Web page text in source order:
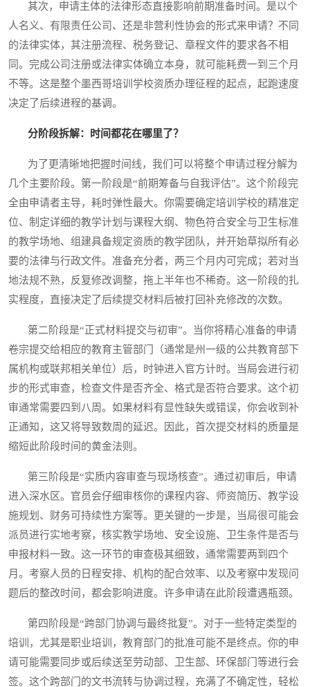
其次，申请主体的法律形态直接影响前期准备时间。是以个
人名义、有限责任公司、还是非营利性协会的形式来申请？不同
的法律实体，其注册流程、税务登记、章程文件的要求各不相
同。完成公司注册或法律实体确立本身，就可能耗费一到三个月
不等。这是整个墨西哥培训学校资质办理征程的起点，起跑速度
决定了后续进程的基调。
分阶段拆解：时间都花在哪里了？
为了更清晰地把握时间线，我们可以将整个申请过程分解为
几个主要阶段。第一阶段是“前期筹备与自我评估”。这个阶段完
全由申请者主导，耗时弹性最大。你需要确定培训学校的精准定
位、制定详细的教学计划与课程大纲、物色符合安全与卫生标准
的教学场地、组建具备规定资质的教学团队，并开始草拟所有必
要的法律与行政文件。准备充分者，两三个月内可完成；若对当
地法规不熟，反复修改调整，拖上半年也不稀奇。这一阶段的扎
实程度，直接决定了后续提交材料后被打回补充修改的次数。
第二阶段是“正式材料提交与初审”。当你将精心准备的申请
卷宗提交给相应的教育主管部门（通常是州一级的公共教育部下
属机构或联邦相关单位）后，时钟进入官方计时。当局会进行初
步的形式审查，检查文件是否齐全、格式是否符合要求。这个初
审通常需要四到八周。如果材料有显性缺失或错误，你会收到补
正通知，这又将导致数周的延迟。因此，首次提交材料的质量是
缩短此阶段时间的黄金法则。
第三阶段是“实质内容审查与现场核查”。通过初审后，申请
进入深水区。官员会仔细审核你的课程内容、师资简历、教学设
施规划、财务可持续性方案等。更关键的一步是，当局很可能会
派员进行实地考察，核实教学场地、安全设施、卫生条件是否与
申报材料一致。这一环节的审查极其细致，通常需要两到四个
月。考察人员的日程安排、机构的配合效率、以及考察中发现问
题后的整改时间，都会影响进度。许多申请在此阶段遭遇瓶颈。
第四阶段是“跨部门协调与最终批复”。对于一些特定类型的
培训，尤其是职业培训，教育部门的批准可能不是终点。你的申
请可能需要同步或后续送至劳动部、卫生部、环保部门等进行会
签。这个跨部门的文书流转与协调过程，充满了不确定性，轻松